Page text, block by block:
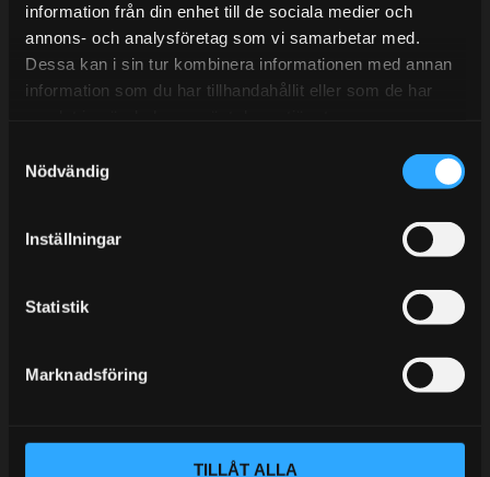
information från din enhet till de sociala medier och
annons- och analysföretag som vi samarbetar med.
Dessa kan i sin tur kombinera informationen med annan
information som du har tillhandahållit eller som de har
Nödvändig
Inställningar
Statistik
Marknadsföring
TILLÅT ALLA
BLOGG
KUNSKAPSCENTER